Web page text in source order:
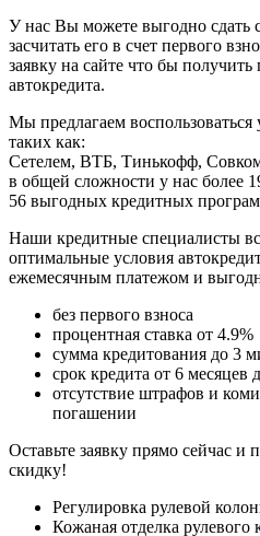
У нас Вы можете выгодно сдать
засчитать его в счет первого
заявку на сайте что бы
автокредита.
Мы предлагаем
таких как:
Сетелем, ВТБ, Тинькофф,
в общей сложности у нас более
56 выгодных кредитных
Наши кредитные специалисты
оптимальные условия
ежемесячным платежом и
без первого взноса
процентная ставка от 4.9%
сумма кредитования до 3
срок кредита от 6 месяцев
отсутствие штрафов и
погашении
Оставьте заявку прямо сейчас и
скидку!
Регулировка рулевой
Кожаная отделка рулевого